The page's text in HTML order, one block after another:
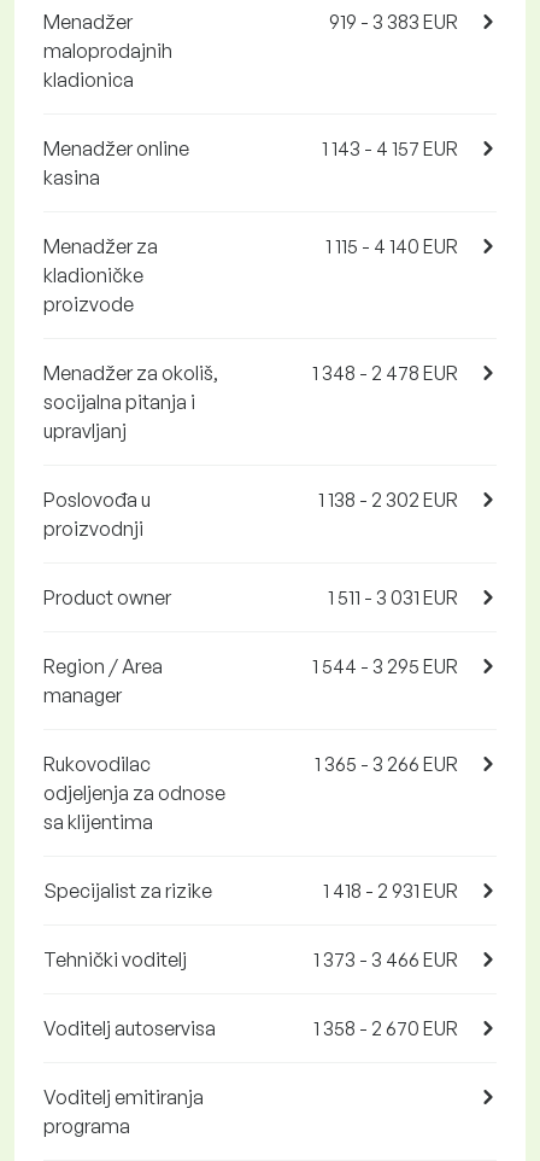
Menadžer
maloprodajnih
kladionica
919 - 3 383 EUR
Menadžer online
kasina
1 143 - 4 157 EUR
Menadžer za
kladioničke
proizvode
1 115 - 4 140 EUR
Menadžer za okoliš,
socijalna pitanja i
upravljanj
1 348 - 2 478 EUR
Poslovođa u
proizvodnji
1 138 - 2 302 EUR
Product owner 1 511 - 3 031 EUR
Region / Area
manager
1 544 - 3 295 EUR
Rukovodilac
odjeljenja za odnose
sa klijentima
1 365 - 3 266 EUR
Specijalist za rizike 1 418 - 2 931 EUR
Tehnički voditelj 1 373 - 3 466 EUR
Voditelj autoservisa 1 358 - 2 670 EUR
Voditelj emitiranja
programa